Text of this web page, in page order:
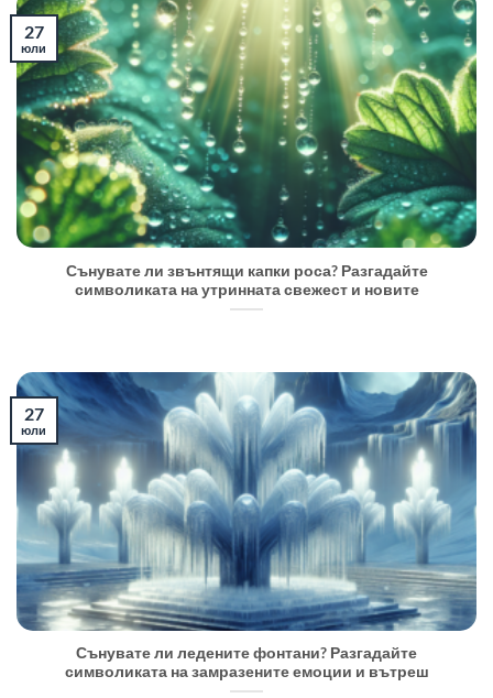
Сънувате ли звънтящи капки роса? Разгадайте
символиката на утринната свежест и новите
27
юли
Сънувате ли ледените фонтани? Разгадайте
символиката на замразените емоции и вътреш
27
юли